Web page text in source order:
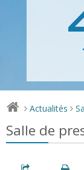
> Actualités >
Salle de